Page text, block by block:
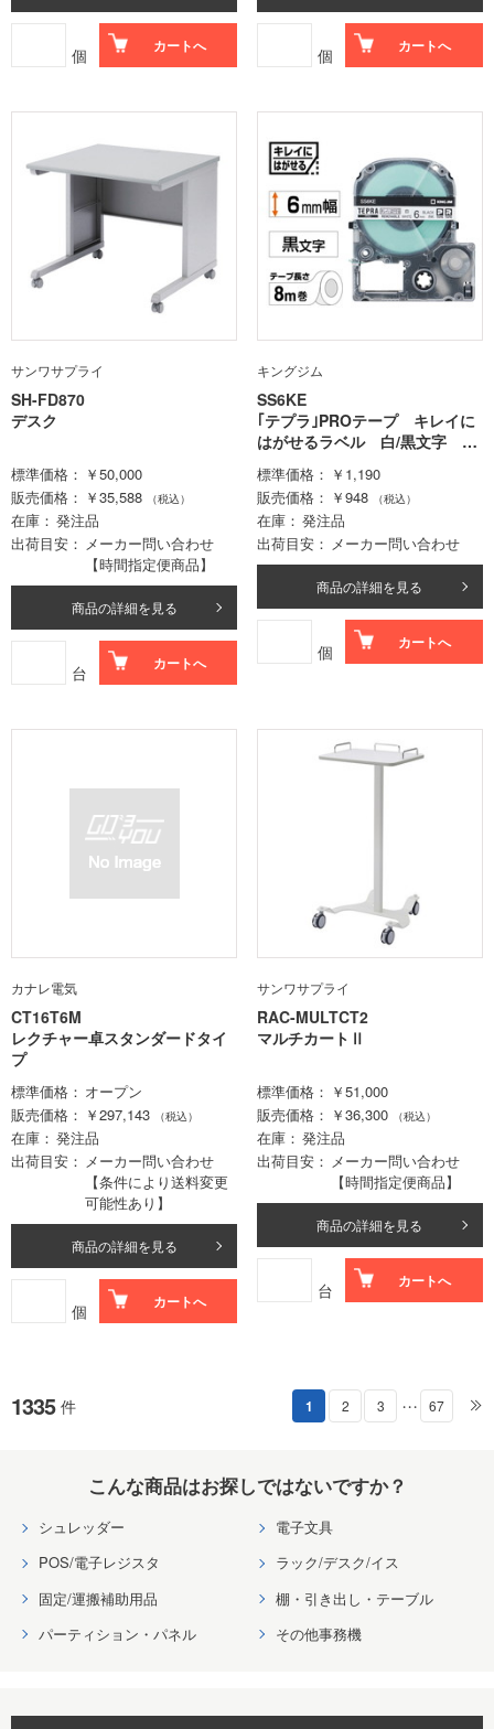
個 カートへ 個 カートへ
サンワサプライ
SH-FD870
デスク
標準価格
￥50,000
販売価格
￥35,588 （税込）
在庫
発注品
出荷目安
メーカー問い合わせ
【時間指定便商品】
商品の詳細を見る
台 カートへ
キングジム
SS6KE
｢テプラ｣PROテープ キレイに
はがせるラベル 白/黒文字 6
mm幅
標準価格
￥1,190
販売価格
￥948 （税込）
在庫
発注品
出荷目安
メーカー問い合わせ
商品の詳細を見る
個 カートへ
カナレ電気
CT16T6M
レクチャー卓スタンダードタイ
プ
標準価格
オープン
販売価格
￥297,143 （税込）
在庫
発注品
出荷目安
メーカー問い合わせ
【条件により送料変更
可能性あり】
商品の詳細を見る
個 カートへ
サンワサプライ
RAC-MULTCT2
マルチカートⅡ
標準価格
￥51,000
販売価格
￥36,300 （税込）
在庫
発注品
出荷目安
メーカー問い合わせ
【時間指定便商品】
商品の詳細を見る
台 カートへ
1335 件 1 2 3 ・・・ 67
こんな商品はお探しではないですか？
シュレッダー
電子文具
POS/電子レジスタ
ラック/デスク/イス
固定/運搬補助用品
棚・引き出し・テーブル
パーティション・パネル
その他事務機